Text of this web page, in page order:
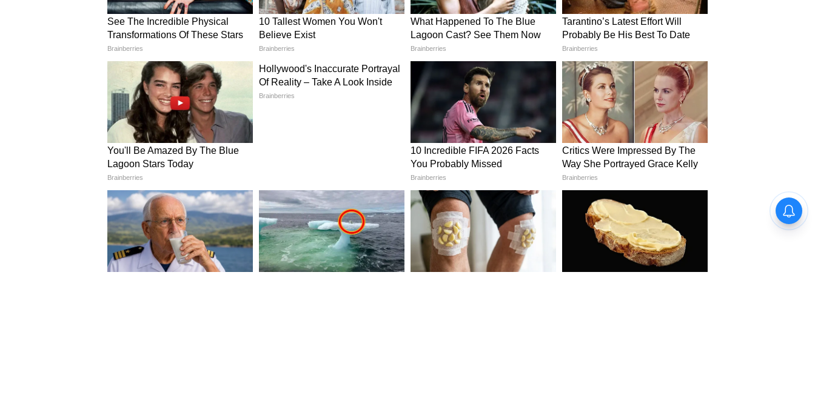
Image Credit :
অনিশ্চয়তার কারণে...
আরেকটি গুরুত্বপূর্ণ কারণ হল 'ভেরিয়েবল রিওয়ার্ড সিস্টেম'। এটি মানুষের আচরণকে
প্রভাবিত করার একটি শক্তিশালী মনস্তাত্ত্বিক নীতি। প্রতিবার ফোন খুললেই যে আকর্ষণীয়
কিছু পাওয়া যাবে, তা নয়। কিন্তু মাঝে মাঝে কোনও জরুরি মেসেজ বা মজার ভিডিও
চোখে পড়ে। এই অনিশ্চয়তার কারণেই আমাদের মস্তিষ্ক ভাবে, 'এবার হয়তো বিশেষ কিছু
থাকতে পারে'। আর সেই কারণেই আমরা বারবার ফোন চেক করি।
4
7